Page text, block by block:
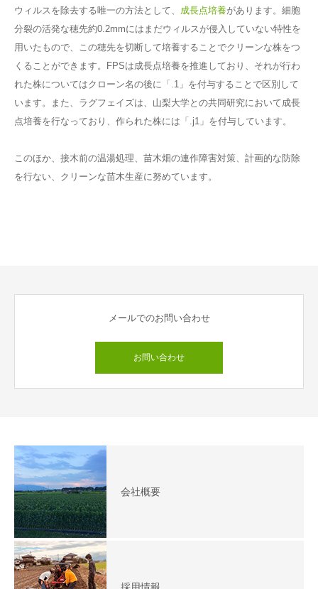
ウィルスを除去する唯一の方法として、 成長点培養があります。細胞
分裂の活発な穂先約0.2mmにはまだウィルスが侵入していない特性を
用いたもので、この穂先を切断して培養することでクリーンな株をつ
くることができます。FPSは成長点培養を推進しており、それが行わ
れた株についてはクローン名の後に「.1」を付与することで区別して
います。また、ラグフェイズは、山梨大学との共同研究において成長
点培養を行なっており、作られた株には「.j1」を付与しています。
このほか、接木前の温湯処理、苗木畑の連作障害対策、計画的な防除
を行ない、クリーンな苗木生産に努めています。
メールでのお問い合わせ
お問い合わせ
会社概要